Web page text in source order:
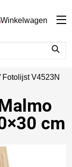
Winkelwagen
Fotolijst V4523N
cm